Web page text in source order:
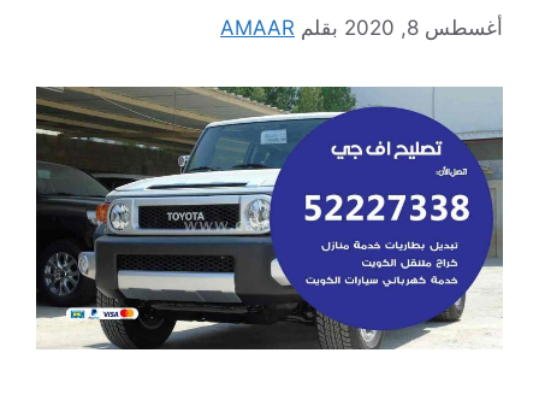
أغسطس 8, 2020 بقلم AMAAR